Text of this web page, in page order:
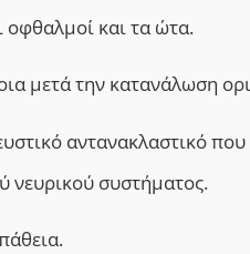
οφθαλμοί και τα ώτα.
μετά την κατανάλωση
αντανακλαστικό που
νευρικού συστήματος.